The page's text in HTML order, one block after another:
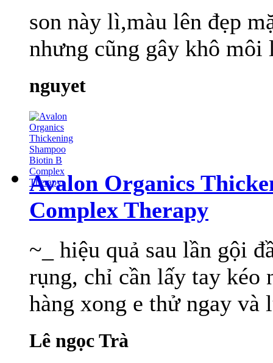
son này lì,màu lên đẹp
nhưng cũng gây khô môi
nguyet
Avalon Organics
Complex Therapy
~_ hiệu quả sau lần gội
rụng, chỉ cần lấy tay kéo
hàng xong e thử ngay và
Lê ngọc Trà